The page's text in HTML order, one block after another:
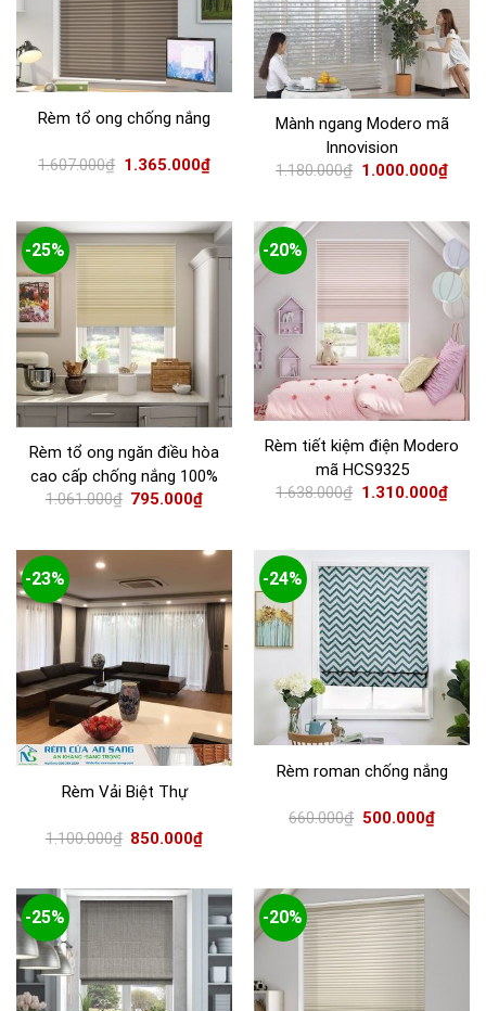
Rèm tổ ong chống nắng
1.607.000₫ 1.365.000₫
Mành ngang Modero mã
Innovision
1.180.000₫ 1.000.000₫
-25%
Rèm tổ ong ngăn điều hòa
cao cấp chống nắng 100%
1.061.000₫ 795.000₫
-20%
Rèm tiết kiệm điện Modero
mã HCS9325
1.638.000₫ 1.310.000₫
-23%
Rèm Vải Biệt Thự
1.100.000₫ 850.000₫
-24%
Rèm roman chống nắng
660.000₫ 500.000₫
-25% -20%